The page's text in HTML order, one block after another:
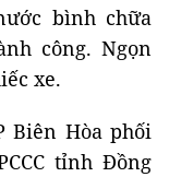
bình chữa
công. Ngọn
xe.
Biên Hòa phối
tỉnh Đồng